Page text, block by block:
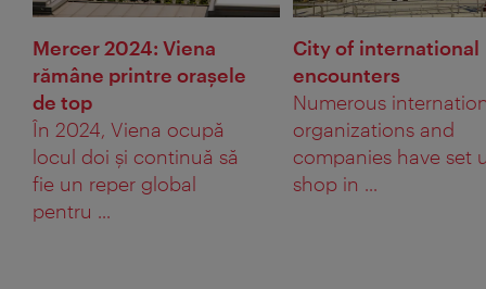
Mercer 2024: Viena
rămâne printre orașele
de top
În 2024, Viena ocupă
locul doi și continuă să
fie un reper global
pentru ...
City of international
encounters
Numerous
organizations and
companies have set
shop in ...